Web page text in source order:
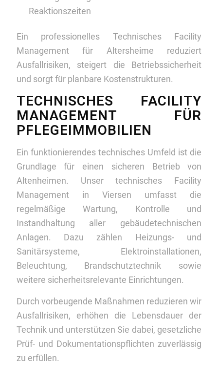
Reaktionszeiten
Ein professionelles Technisches Facility
Management für Altersheime reduziert
Ausfallrisiken, steigert die Betriebssicherheit
und sorgt für planbare Kostenstrukturen.
TECHNISCHES FACILITY
MANAGEMENT FÜR
PFLEGEIMMOBILIEN
Ein funktionierendes technisches Umfeld ist die
Grundlage für einen sicheren Betrieb von
Altenheimen. Unser technisches Facility
Management in Viersen umfasst die
regelmäßige Wartung, Kontrolle und
Instandhaltung aller gebäudetechnischen
Anlagen. Dazu zählen Heizungs- und
Sanitärsysteme, Elektroinstallationen,
Beleuchtung, Brandschutztechnik sowie
weitere sicherheitsrelevante Einrichtungen.
Durch vorbeugende Maßnahmen reduzieren wir
Ausfallrisiken, erhöhen die Lebensdauer der
Technik und unterstützen Sie dabei, gesetzliche
Prüf- und Dokumentationspflichten zuverlässig
zu erfüllen.